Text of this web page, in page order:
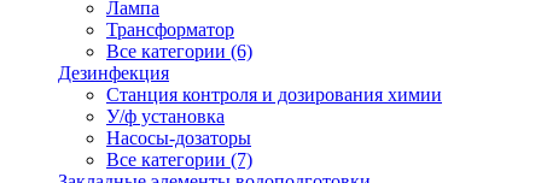
Лампа
Трансформатор
Все категории (6)
Дезинфекция
Станция контроля и дозирования химии
У/ф установка
Насосы-дозаторы
Все категории (7)